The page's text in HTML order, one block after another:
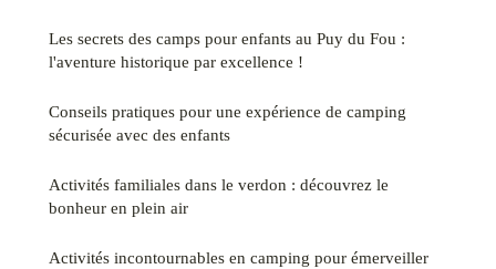
Les secrets des camps pour enfants au Puy du Fou :
l'aventure historique par excellence !
Conseils pratiques pour une expérience de camping
sécurisée avec des enfants
Activités familiales dans le verdon : découvrez le
bonheur en plein air
Activités incontournables en camping pour émerveiller